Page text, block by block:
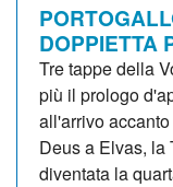
DOPPIETTA
Tre tappe della
più il prologo
all'arrivo
Deus a Elvas, la
diventata la